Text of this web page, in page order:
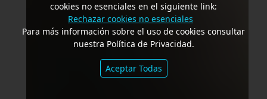
cookies no esenciales en el siguiente link:
Rechazar cookies no esenciales
Para más información sobre el uso de cookies consultar
nuestra Política de Privacidad.
Aceptar Todas